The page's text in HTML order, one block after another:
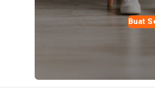
Buat